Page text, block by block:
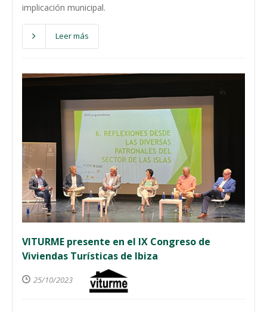
implicación municipal.
Leer más
VITURME presente en el IX Congreso de
Viviendas Turísticas de Ibiza
25/10/2023